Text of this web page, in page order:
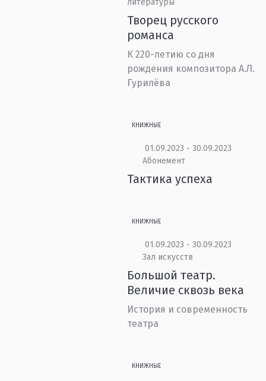
литературы
Творец русского
романса
К 220-летию со дня
рождения композитора А.Л.
Гурилёва
КНИЖНЫЕ
01.09.2023 - 30.09.2023
Абонемент
Тактика успеха
КНИЖНЫЕ
01.09.2023 - 30.09.2023
Зал искусств
Большой театр.
Величие сквозь века
История и современность
театра
КНИЖНЫЕ